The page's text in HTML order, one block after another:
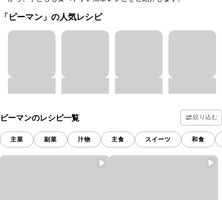
「ピーマン」の人気レシピ
ピーマンのレシピ一覧 絞り込む
主菜 副菜 汁物 主食 スイーツ 和食